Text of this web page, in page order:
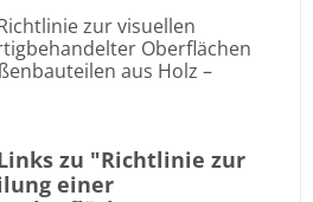
zur visuellen
Oberflächen
aus Holz –
zu "Richtlinie zur
einer